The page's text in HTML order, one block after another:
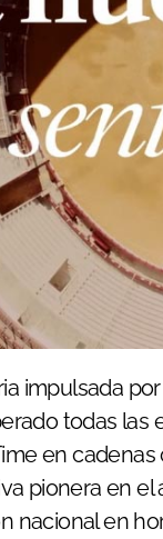
impulsada por
todas las
en
pionera en
nacional en